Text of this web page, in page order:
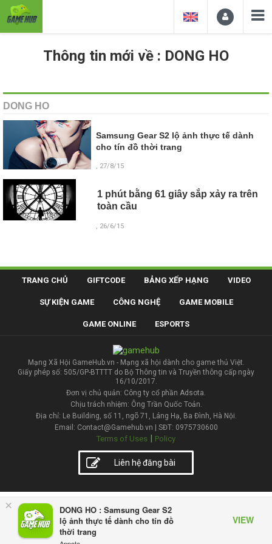
×
DONG HO : Samsung Gear S2
lộ ảnh thực tế dành cho tín đồ
thời trang
VIEW
Thông tin mới về : DONG HO
DONG HO
Samsung Gear S2 lộ ảnh thực tế dành
cho tín đồ thời trang
, 27/8/15
1 phút bằng 61 giây sắp xảy ra trên
toàn cầu
, 26/6/15
TRANG CHỦ GIFTCODE BẢNG XẾP HẠNG VIDEO
SỰ KIỆN GAME CÔNG NGHỆ GAME MOBILE
GAME ONLINE ESPORTS
Mạng Xã Hội GameHub.vn - Mạng xã hội dành cho game thủ Việt.
Giấy phép số: 505/GP-BTTTT do Bộ Thông tin và Truyền thông cấp ngày
16/10/2017.
Đơn vị chủ quản: Công ty cổ phần Adsota.
Chịu trách nhiệm: Ông Trần Quốc Toản.
Địa chỉ: Le Building, số 11, ngõ 71, Láng Hạ, Ba Đình, Hà Nội.
Email: Contact@Gamehub.vn | SĐT: 0975730600
Terms of Uses | Policy
Liên hệ đăng bài